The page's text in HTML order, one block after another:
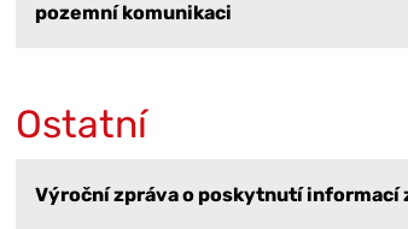
pozemní komunikaci
Ostatní
Výroční zpráva o poskytnutí informací